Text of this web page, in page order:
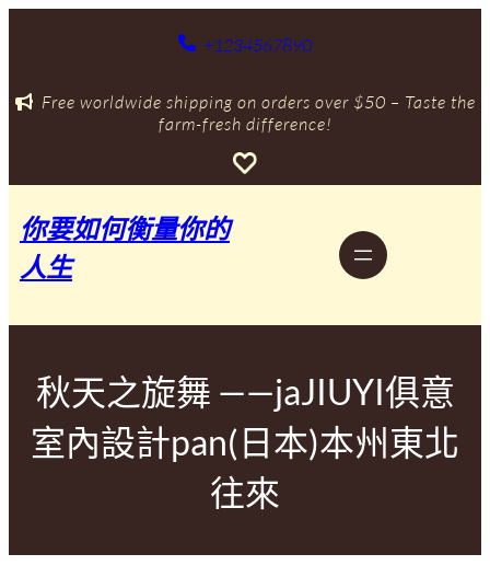
內
+1234567890
Free worldwide shipping on orders over $50 – Taste the
farm-fresh difference!
你要如何衡量你的
人生
秋天之旋舞 ——jaJIUYI俱意
室內設計pan(日本)本州東北
往來